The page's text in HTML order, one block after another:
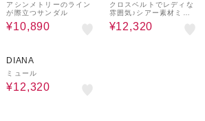
アシンメトリーのライン
が際立つサンダル
¥10,890
クロスベルトでレディな
雰囲気♪シアー素材ミュ
ール
¥12,320
DIANA
ミュール
¥12,320